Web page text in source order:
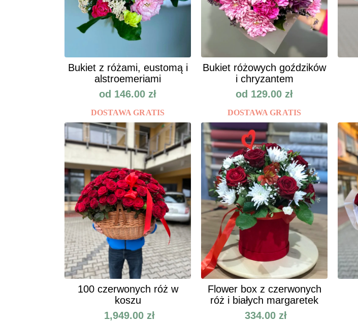
Bukiet z różami, eustomą i
alstroemeriami
od 146.00 zł
DOSTAWA GRATIS
Bukiet różowych goździków
i chryzantem
od 129.00 zł
DOSTAWA GRATIS
100 czerwonych róż w
koszu
1,949.00 zł
Flower box z czerwonych
róż i białych margaretek
334.00 zł